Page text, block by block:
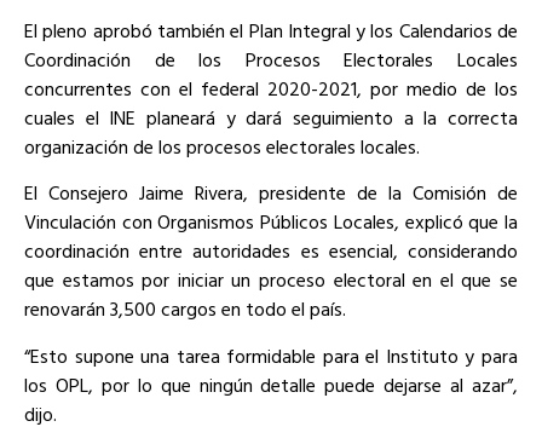
El pleno aprobó también el Plan Integral y los Calendarios de
Coordinación de los Procesos Electorales Locales
concurrentes con el federal 2020-2021, por medio de los
cuales el INE planeará y dará seguimiento a la correcta
organización de los procesos electorales locales.
El Consejero Jaime Rivera, presidente de la Comisión de
Vinculación con Organismos Públicos Locales, explicó que la
coordinación entre autoridades es esencial, considerando
que estamos por iniciar un proceso electoral en el que se
renovarán 3,500 cargos en todo el país.
“Esto supone una tarea formidable para el Instituto y para
los OPL, por lo que ningún detalle puede dejarse al azar”,
dijo.